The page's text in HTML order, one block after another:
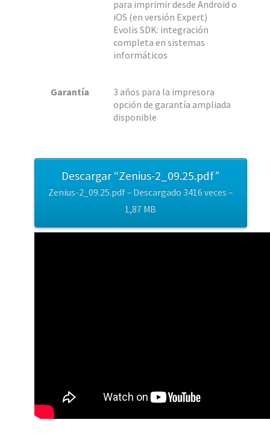
para imprimir desde Android o
iOS (en versión Expert)
Evolis SDK: integración
completa en sistemas
informáticos
Garantía
3 años para la impresora
opción de garantía ampliada
disponible
Descargar “Zenius-2_09.25.pdf”
Zenius-2_09.25.pdf – Descargado 3416 veces –
1,87 MB